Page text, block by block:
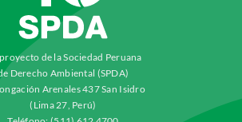
de la Sociedad Peruana
Derecho Ambiental (SPDA)
Arenales 437 San Isidro
(Lima 27, Perú)